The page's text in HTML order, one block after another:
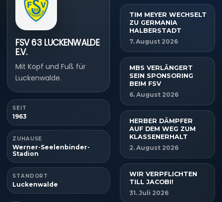
FSV 63 LUCKENWALDE
E.V.
Mit Kopf und Fuß für
Luckenwalde.
SEIT
1963
ZUHAUSE
Werner-Seelenbinder-
Stadion
STANDORT
Luckenwalde
TIM MEYER WECHSELT
ZU GERMANIA
HALBERSTADT
7. August 2026
MBS VERLÄNGERT
SEIN SPONSORING
BEIM FSV
6. August 2026
HERBER DÄMPFER
AUF DEM WEG ZUM
KLASSENERHALT
2. August 2026
WIR VERPFLICHTEN
TILL JACOBI!
31. Juli 2026